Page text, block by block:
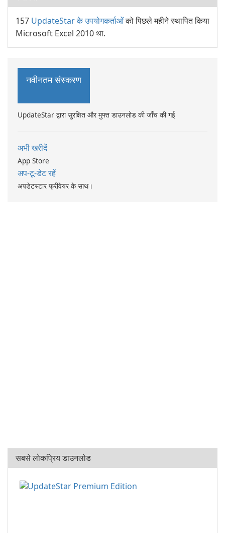
157 UpdateStar के उपयोगकर्ताओंको पिछले महीने स्थापित किया
Microsoft Excel 2010 था.
नवीनतम संस्करण
UpdateStar द्वारा सुरक्षित और मुफ्त डाउनलोड की जाँच की गई
अभी खरीदें
App Store
अप-टू-डेट रहें
अपडेटस्टार फ्रीवेयर के साथ।
सबसे लोकप्रिय डाउनलोड